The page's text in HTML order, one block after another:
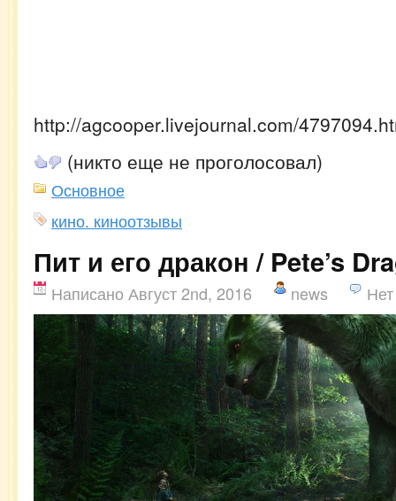
http://agcooper.livejournal.com/
(никто еще не проголосовал)
Основное
кино. киноотзывы
Пит и его дракон / Pete’s
Написано Август 2nd, 2016 news